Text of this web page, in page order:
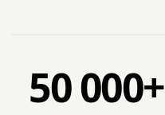
50 000+